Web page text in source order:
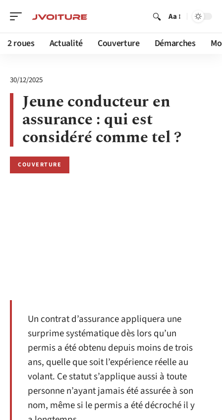
Aa
2 roues Actualité Couverture Démarches
30/12/2025
Jeune conducteur en
assurance : qui est
considéré comme tel ?
COUVERTURE
Un contrat d’assurance appliquera une
surprime systématique dès lors qu’un
permis a été obtenu depuis moins de trois
ans, quelle que soit l’expérience réelle au
volant. Ce statut s’applique aussi à toute
personne n’ayant jamais été assurée à son
nom, même si le permis a été décroché il y